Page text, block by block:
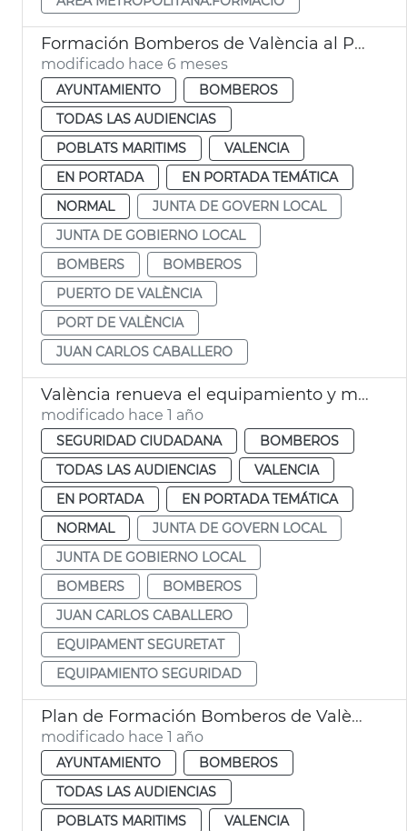
Formación Bomberos de València al Puerto
modificado hace 6 meses
AYUNTAMIENTO
BOMBEROS
TODAS LAS AUDIENCIAS
POBLATS MARITIMS
VALENCIA
EN PORTADA
EN PORTADA TEMÁTICA
NORMAL
JUNTA DE GOVERN LOCAL
JUNTA DE GOBIERNO LOCAL
BOMBERS
BOMBEROS
PUERTO DE VALÈNCIA
PORT DE VALÈNCIA
JUAN CARLOS CABALLERO
València renueva el equipamiento y material de seguridad de Bomberos
modificado hace 1 año
SEGURIDAD CIUDADANA
BOMBEROS
TODAS LAS AUDIENCIAS
VALENCIA
EN PORTADA
EN PORTADA TEMÁTICA
NORMAL
JUNTA DE GOVERN LOCAL
JUNTA DE GOBIERNO LOCAL
BOMBERS
BOMBEROS
JUAN CARLOS CABALLERO
EQUIPAMENT SEGURETAT
EQUIPAMIENTO SEGURIDAD
Plan de Formación Bomberos de València
modificado hace 1 año
AYUNTAMIENTO
BOMBEROS
TODAS LAS AUDIENCIAS
POBLATS MARITIMS
VALENCIA